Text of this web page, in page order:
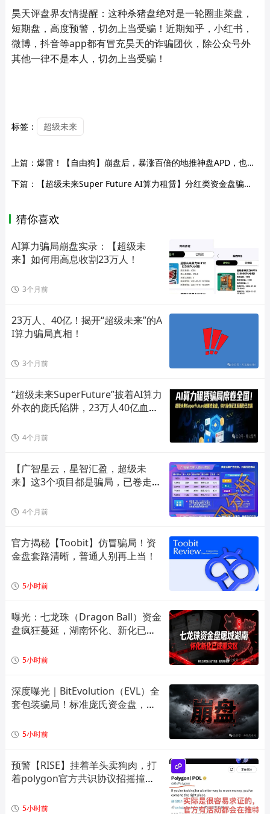
昊天评盘界友情提醒：这种杀猪盘绝对是一轮圈韭菜盘，
短期盘，高度预警，切勿上当受骗！近期知乎，小红书，
微博，抖音等app都有冒充昊天的诈骗团伙，除公众号外
其他一律不是本人，切勿上当受骗！
标签： 超级未来
上篇： 爆雷！【自由狗】崩盘后，暴涨百倍的地推神盘APD，也崩盘了，价格暴跌80%，直接凉凉！大爷大妈血本无归！
下篇：
【超级未来Super Future AI算力租赁】分红类资金盘骗局，此骗局套路层层递进，以虚假身份包装骗取信任！抓紧远离！
猜你喜欢
AI算力骗局崩盘实录：【超级未
来】如何用高息收割23万人！
3个月前
23万人、40亿！揭开“超级未来”的A
I算力骗局真相！
3个月前
“超级未来SuperFuture”披着AI算力
外衣的庞氏陷阱，23万人40亿血本
4个月前
【广智星云，星智汇盈，超级未
来】这3个项目都是骗局，已卷走大
4个月前
官方揭秘【Toobit】仿冒骗局！资
金盘套路清晰，普通人别再上当！
5小时前
曝光：七龙珠（Dragon Ball）资金
盘疯狂蔓延，湖南怀化、新化已成
解预警！
5小时前
深度曝光｜BitEvolution（EVL）全
套包装骗局！标准庞氏资金盘，多
5小时前
预警【RISE】挂着羊头卖狗肉，打
着polygon官方共识协议招摇撞
模型，崩盘倒计时！
5小时前